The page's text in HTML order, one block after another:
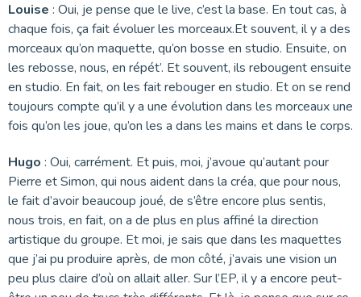
Louise : Oui, je pense que le live, c’est la base. En tout cas, à
chaque fois, ça fait évoluer les morceaux.Et souvent, il y a des
morceaux qu’on maquette, qu’on bosse en studio. Ensuite, on
les rebosse, nous, en répét’. Et souvent, ils rebougent ensuite
en studio. En fait, on les fait rebouger en studio. Et on se rend
toujours compte qu’il y a une évolution dans les morceaux une
fois qu’on les joue, qu’on les a dans les mains et dans le corps.
Hugo : Oui, carrément. Et puis, moi, j’avoue qu’autant pour
Pierre et Simon, qui nous aident dans la créa, que pour nous,
le fait d’avoir beaucoup joué, de s’être encore plus sentis,
nous trois, en fait, on a de plus en plus affiné la direction
artistique du groupe. Et moi, je sais que dans les maquettes
que j’ai pu produire après, de mon côté, j’avais une vision un
peu plus claire d’où on allait aller. Sur l’EP, il y a encore peut-